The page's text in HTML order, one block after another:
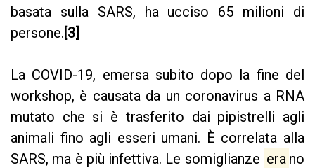
basata sulla SARS, ha ucciso 65 milioni di
persone.[3]
La COVID-19, emersa subito dopo la fine del
workshop, è causata da un coronavirus a RNA
mutato che si è trasferito dai pipistrelli agli
animali fino agli esseri umani. È correlata alla
SARS, ma è più infettiva. Le somiglianze era no